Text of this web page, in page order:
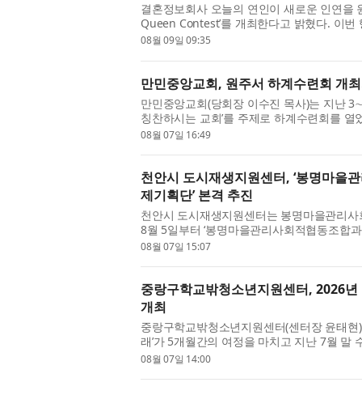
결혼정보회사 오늘의 연인이 새로운 인연을
Queen Contest’를 개최한다고 밝혔다. 이
보회사 매칭에서 한발 더 나아가 참가자가...
08월 09일 09:35
만민중앙교회, 원주서 하계수련회 개
만민중앙교회(당회장 이수진 목사)는 지난
칭찬하시는 교회’를 주제로 하계수련회를
일본, 이스라엘, 미국, 콜롬비아, 호...
08월 07일 16:49
천안시 도시재생지원센터, ‘봉명마을
제기획단’ 본격 추진
천안시 도시재생지원센터는 봉명마을관리
8월 5일부터 ‘봉명마을관리사회적협동조합
을 시작했다고 밝혔다. 이번 대학생 축...
08월 07일 15:07
중랑구학교밖청소년지원센터, 2026년
개최
중랑구학교밖청소년지원센터(센터장 윤태
래’가 5개월간의 여정을 마치고 지난 7월 말
정을 수료하고 바리스타 자격증을 취득...
08월 07일 14:00